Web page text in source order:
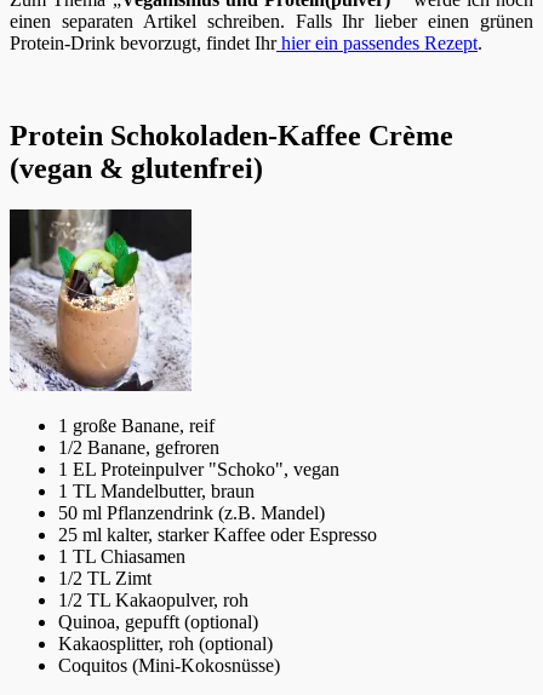
einen separaten Artikel schreiben. Falls Ihr lieber einen grünen
Protein-Drink bevorzugt, findet Ihrhier ein passendes Rezept.
Protein Schokoladen-Kaffee Crème
(vegan & glutenfrei)
1 große Banane, reif
1/2 Banane, gefroren
1 EL Proteinpulver "Schoko", vegan
1 TL Mandelbutter, braun
50 ml Pflanzendrink (z.B. Mandel)
25 ml kalter, starker Kaffee oder Espresso
1 TL Chiasamen
1/2 TL Zimt
1/2 TL Kakaopulver, roh
Quinoa, gepufft (optional)
Kakaosplitter, roh (optional)
Coquitos (Mini-Kokosnüsse)